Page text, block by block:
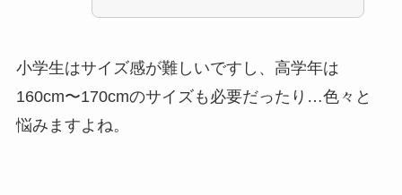
小学生はサイズ感が難しいですし、高学年は
160cm〜170cmのサイズも必要だったり…色々と
悩みますよね。